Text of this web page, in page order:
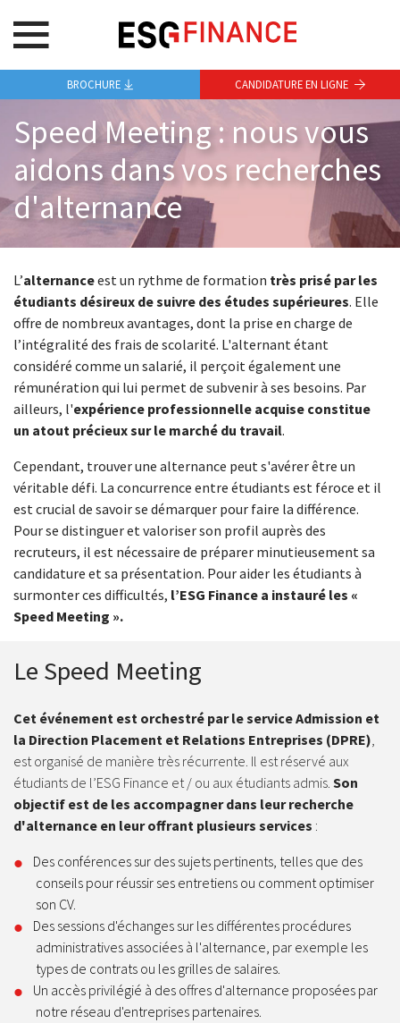
Speed Meeting : nous vous
aidons dans vos recherches
d'alternance
L’alternanceest un rythme de formation très prisé par les
étudiants désireux de suivre des études supérieures. Elle
offre de nombreux avantages, dont la prise en charge de
l’intégralité des frais de scolarité. L'alternant étant
considéré comme un salarié, il perçoit également une
rémunération qui lui permet de subvenir à ses besoins. Par
ailleurs, l'expérience professionnelle acquise constitue
un atout précieux sur le marché du travail.
Cependant, trouver une alternance peut s'avérer être un
véritable défi. La concurrence entre étudiants est féroce et il
est crucial de savoir se démarquer pour faire la différence.
Pour se distinguer et valoriser son profil auprès des
recruteurs, il est nécessaire de préparer minutieusement sa
candidature et sa présentation. Pour aider les étudiants à
surmonter ces difficultés, l’ESG Finance a instauré les «
Speed Meeting ».
Le Speed Meeting
Cet événement est orchestré par le service Admission et
la Direction Placement et Relations Entreprises (DPRE),
est organisé de manière très récurrente. Il est réservé aux
étudiants de l’ESG Finance et / ou aux étudiants admis. Son
objectif est de les accompagner dans leur recherche
d'alternance en leur offrant plusieurs services :
Des conférences sur des sujets pertinents, telles que des
conseils pour réussir ses entretiens ou comment optimiser
son CV.
Des sessions d'échanges sur les différentes procédures
administratives associées à l'alternance, par exemple les
types de contrats ou les grilles de salaires.
Un accès privilégié à des offres d'alternance proposées par
notre réseau d'entreprises partenaires.
BROCHURE CANDIDATURE EN LIGNE